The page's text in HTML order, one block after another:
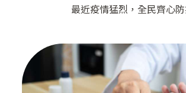
唷！ | 宇平診所
最近疫情猛烈，全民齊心